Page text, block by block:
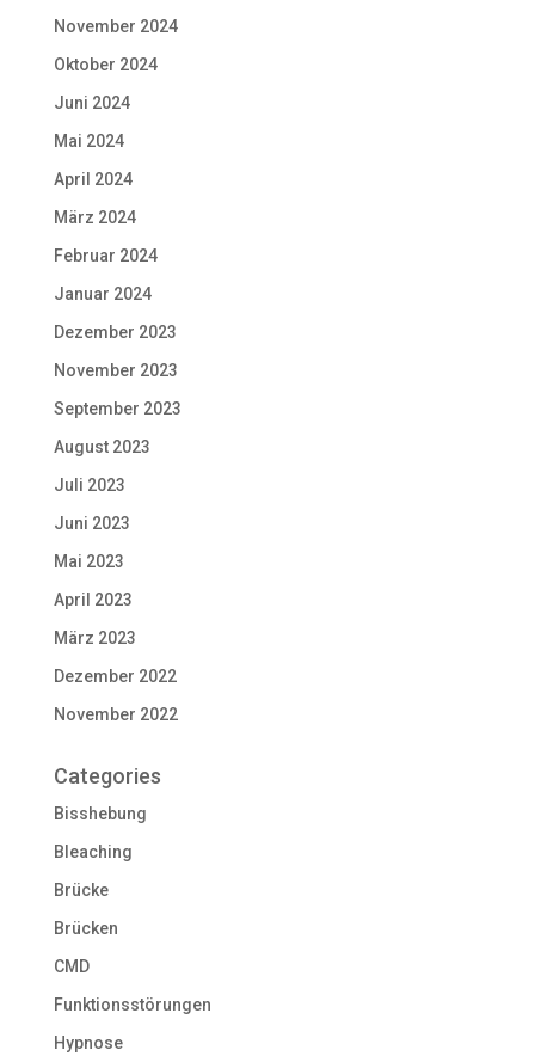
November 2024
Oktober 2024
Juni 2024
Mai 2024
April 2024
März 2024
Februar 2024
Januar 2024
Dezember 2023
November 2023
September 2023
August 2023
Juli 2023
Juni 2023
Mai 2023
April 2023
März 2023
Dezember 2022
November 2022
Categories
Bisshebung
Bleaching
Brücke
Brücken
CMD
Funktionsstörungen
Hypnose